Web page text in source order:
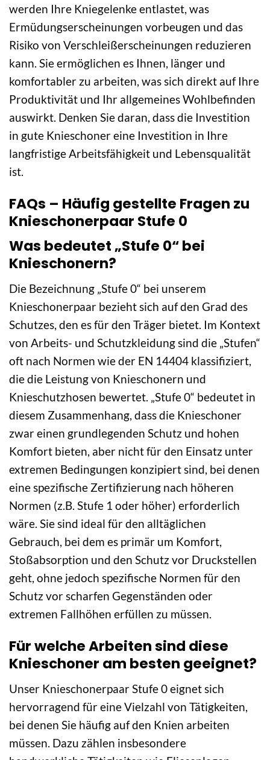
werden Ihre Kniegelenke entlastet, was
Ermüdungserscheinungen vorbeugen und das
Risiko von Verschleißerscheinungen reduzieren
kann. Sie ermöglichen es Ihnen, länger und
komfortabler zu arbeiten, was sich direkt auf Ihre
Produktivität und Ihr allgemeines Wohlbefinden
auswirkt. Denken Sie daran, dass die Investition
in gute Knieschoner eine Investition in Ihre
langfristige Arbeitsfähigkeit und Lebensqualität
ist.
FAQs – Häufig gestellte Fragen zu
Knieschonerpaar Stufe 0
Was bedeutet „Stufe 0“ bei
Knieschonern?
Die Bezeichnung „Stufe 0“ bei unserem
Knieschonerpaar bezieht sich auf den Grad des
Schutzes, den es für den Träger bietet. Im Kontext
von Arbeits- und Schutzkleidung sind die „Stufen“
oft nach Normen wie der EN 14404 klassifiziert,
die die Leistung von Knieschonern und
Knieschutzhosen bewertet. „Stufe 0“ bedeutet in
diesem Zusammenhang, dass die Knieschoner
zwar einen grundlegenden Schutz und hohen
Komfort bieten, aber nicht für den Einsatz unter
extremen Bedingungen konzipiert sind, bei denen
eine spezifische Zertifizierung nach höheren
Normen (z.B. Stufe 1 oder höher) erforderlich
wäre. Sie sind ideal für den alltäglichen
Gebrauch, bei dem es primär um Komfort,
Stoßabsorption und den Schutz vor Druckstellen
geht, ohne jedoch spezifische Normen für den
Schutz vor scharfen Gegenständen oder
extremen Fallhöhen erfüllen zu müssen.
Für welche Arbeiten sind diese
Knieschoner am besten geeignet?
Unser Knieschonerpaar Stufe 0 eignet sich
hervorragend für eine Vielzahl von Tätigkeiten,
bei denen Sie häufig auf den Knien arbeiten
müssen. Dazu zählen insbesondere